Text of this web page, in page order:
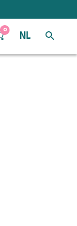
0
NL